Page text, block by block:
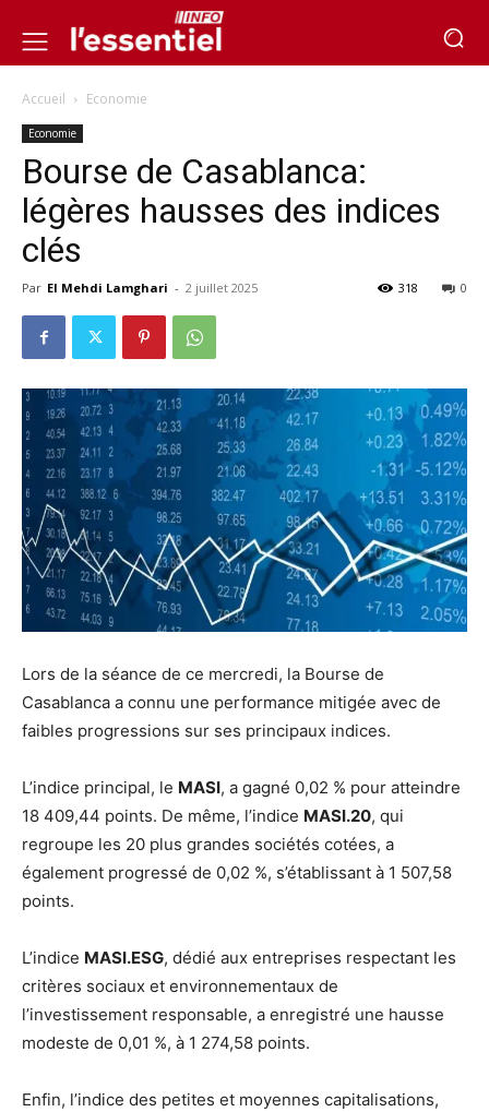
Accueil Economie
Economie
Bourse de Casablanca:
légères hausses des indices
clés
Par El Mehdi Lamghari - 2 juillet 2025 0
318
Lors de la séance de ce mercredi, la Bourse de
Casablanca a connu une performance mitigée avec de
faibles progressions sur ses principaux indices.
L’indice principal, le MASI, a gagné 0,02 % pour atteindre
18 409,44 points. De même, l’indice MASI.20, qui
regroupe les 20 plus grandes sociétés cotées, a
également progressé de 0,02 %, s’établissant à 1 507,58
points.
L’indice MASI.ESG, dédié aux entreprises respectant les
critères sociaux et environnementaux de
l’investissement responsable, a enregistré une hausse
modeste de 0,01 %, à 1 274,58 points.
Enfin, l’indice des petites et moyennes capitalisations,